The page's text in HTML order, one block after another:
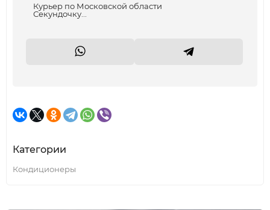
Курьер по Московской области
Секундочку...
Категории
Кондиционеры